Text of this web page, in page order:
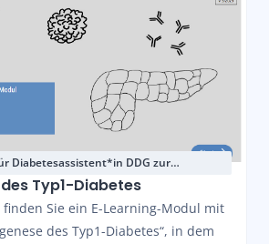
Diabetesassistent*in DDG zur
nach neuem Curriculum
Typ1-Diabetes
finden Sie ein E-Learning-Modul mit
des Typ1-Diabetes“, in dem